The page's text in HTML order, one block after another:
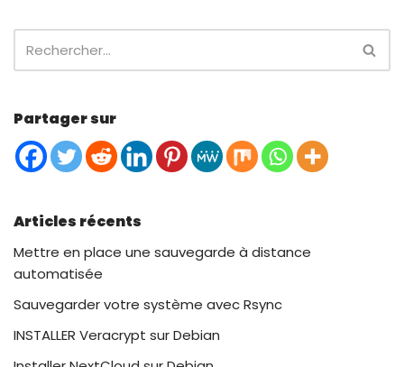
Partager sur
Articles récents
Mettre en place une sauvegarde à distance
automatisée
Sauvegarder votre système avec Rsync
INSTALLER Veracrypt sur Debian